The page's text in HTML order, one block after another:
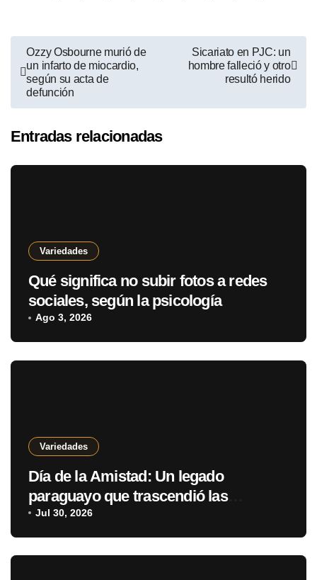
Ozzy Osbourne murió de
un infarto de miocardio,
según su acta de
defunción
Sicariato en PJC: un
hombre falleció y otro
resultó herido
Entradas relacionadas
Variedades
Qué significa no subir fotos a redes
sociales, según la psicología
Ago 3, 2026
Variedades
Día de la Amistad: Un legado
paraguayo que trascendió las
fronteras
Jul 30, 2026